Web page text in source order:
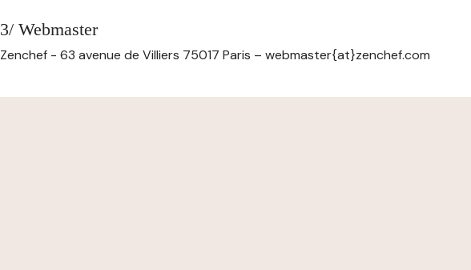
3/ Webmaster
Zenchef - 63 avenue de Villiers 75017 Paris – webmaster{at}zenchef.com